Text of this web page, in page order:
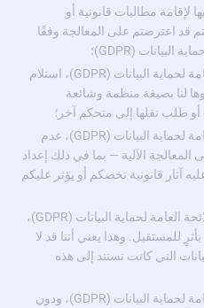
لإقامة مطالبات قانونية أو
قد اعترضتم على المعالجة وفقًا
وفقًا للمادة 20 من اللائحة العامة لحماية البيانات (GDPR)، استلام
لنا بصيغة منظمة وشائعة
أو طلب نقلها إلى متحكم آخر؛
وفقًا للمادة 22 من اللائحة العامة لحماية البيانات (GDPR)، عدم
المعالجة الآلية — بما في ذلك إعداد
آثار قانونية تخصكم أو يؤثر عليكم
وفقًا للمادة 7 الفقرة 3 من اللائحة العامة لحماية البيانات (GDPR)،
للمستقبل. وهذا يعني أننا قد لا
التي كانت تستند إلى هذه
وفقًا للمادة 77 من اللائحة العامة لحماية البيانات (GDPR)، ودون